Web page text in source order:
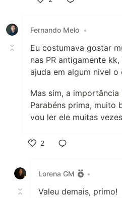
Fernando Melo •
Eu costumava gostar
nas PR antigamente
ajuda em algum nivel o
Mas sim, a
Parabéns prima, muito
vou ler ele muitas
2
Lorena GM
•
Valeu demais, primo!